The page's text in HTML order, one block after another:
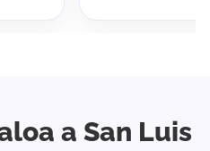
a San Luis